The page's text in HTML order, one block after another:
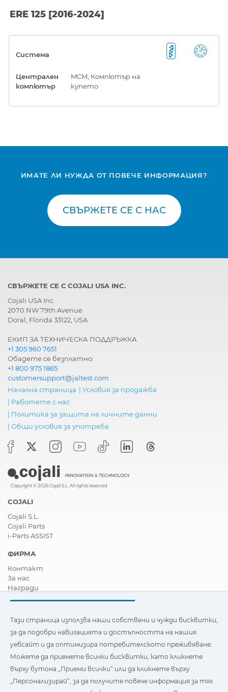
ERE 125 [2016-2024]
Система
Централен
компютър
MCM, Компютър на
купето
ИМАТЕ ЛИ НУЖДА ОТ ПОВЕЧЕ ИНФОРМАЦИЯ?
СВЪРЖЕТЕ СЕ С НАС
СВЪРЖЕТЕ СЕ С COJALI USA INC.
Cojali USA Inc.
2070 NW 79th Avenue
Doral, Florida 33122, USA
ЕКИП ЗА ТЕХНИЧЕСКА ПОДДРЪЖКА
+1 305 960 7651
Обадете се безплатно:
+1 800 975 1865
customersupport@jaltest.com
Начална страница | Условия за продажба
| Работете с нас
| Политика за защита на личните данни
| Общи условия за употреба
Copyright © 2026 Cojali S.L. All rights reserved
COJALI
Cojali S.L.
Cojali Parts
i-Parts ASSIST
ФИРМА
Контакт
За нас
Награди
Станете дистрибутор
Новини
Видеа
FAQ - Често задавани въпроси
Тази страница използва наши собствени и бисквитки на
трети страни, за да подобри навигацията и
достъпността на нашия уебсайт и да оптимизира
Тази страница използва наши собствени и чужди бисквитки,
за да подобри навигацията и достъпността на нашия
уебсайт и да оптимизира потребителското преживяване.
Можете да приемете всички бисквитки, като кликнете
върху бутона „Приеми всички“ или да кликнете върху
„Персонализирай“, за да получите повече информация за тях